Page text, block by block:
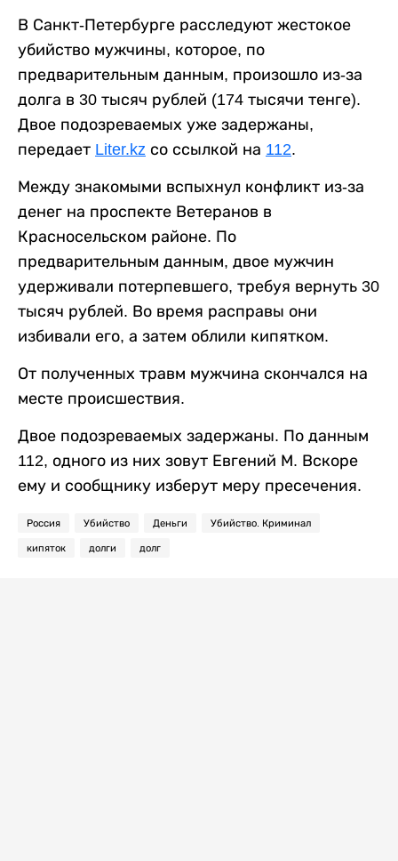
В Санкт-Петербурге расследуют жестокое
убийство мужчины, которое, по
предварительным данным, произошло из-за
долга в 30 тысяч рублей (174 тысячи тенге).
Двое подозреваемых уже задержаны,
передает Liter.kz со ссылкой на 112.
Между знакомыми вспыхнул конфликт из-за
денег на проспекте Ветеранов в
Красносельском районе. По
предварительным данным, двое мужчин
удерживали потерпевшего, требуя вернуть 30
тысяч рублей. Во время расправы они
избивали его, а затем облили кипятком.
От полученных травм мужчина скончался на
месте происшествия.
Двое подозреваемых задержаны. По данным
112, одного из них зовут Евгений М. Вскоре
ему и сообщнику изберут меру пресечения.
Россия Убийство Деньги Убийство. Криминал
кипяток долги долг